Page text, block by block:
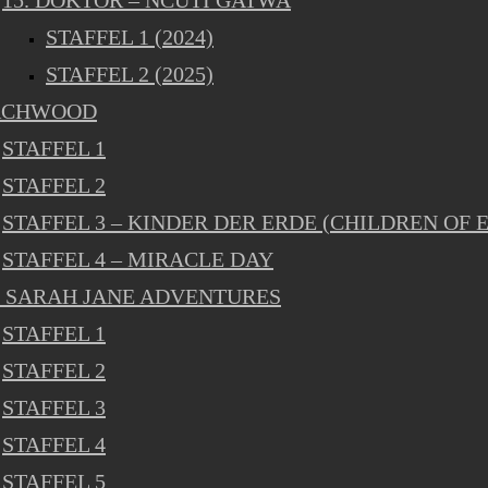
STAFFEL 1 (2024)
STAFFEL 2 (2025)
STAFFEL 1
STAFFEL 2
STAFFEL 3 – KINDER DER ERDE (CHILDREN OF
STAFFEL 4 – MIRACLE DAY
SARAH JANE ADVENTURES
STAFFEL 1
STAFFEL 2
STAFFEL 3
STAFFEL 4
STAFFEL 5